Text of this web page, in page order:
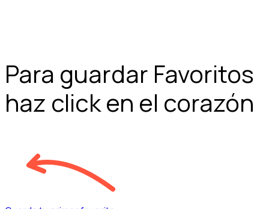
Para guardar Favoritos
haz click en el corazón